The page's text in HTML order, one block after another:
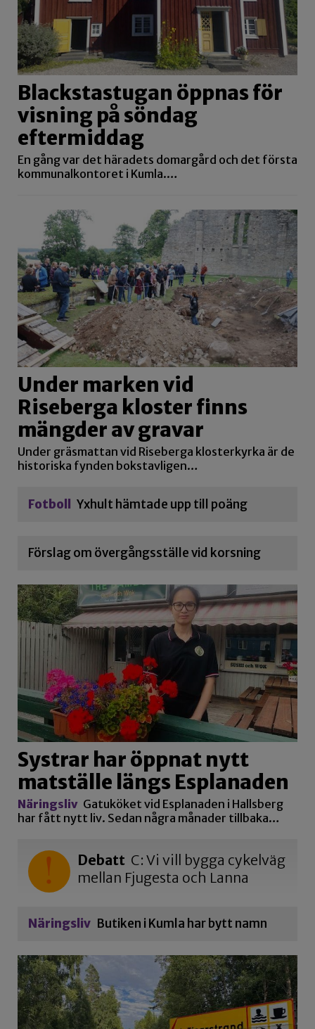
Blackstastugan öppnas för
visning på söndag
eftermiddag
En gång var det häradets domargård och det första
kommunalkontoret i Kumla.…
Under marken vid
Riseberga kloster finns
mängder av gravar
Under gräsmattan vid Riseberga klosterkyrka är de
historiska fynden bokstavligen…
Fotboll Yxhult hämtade upp till poäng
Förslag om övergångsställe vid korsning
Systrar har öppnat nytt
matställe längs Esplanaden
Näringsliv Gatuköket vid Esplanaden i Hallsberg
har fått nytt liv. Sedan några månader tillbaka…
Debatt C: Vi vill bygga cykelväg
mellan Fjugesta och Lanna
Näringsliv Butiken i Kumla har bytt namn